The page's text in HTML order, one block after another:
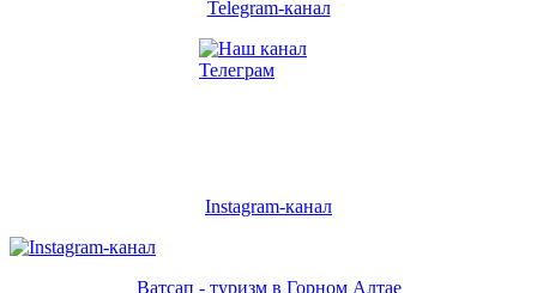
Telegram-канал
Instagram-канал
Ватсап - туризм в Горном Алтае